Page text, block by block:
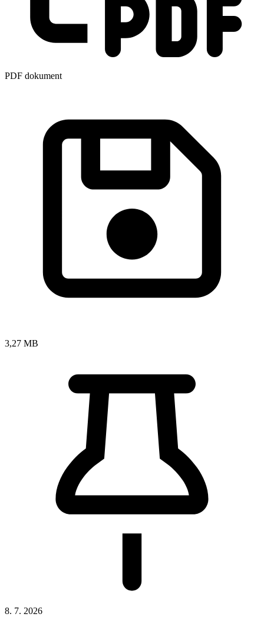
PDF dokument
3,27 MB
8. 7. 2026